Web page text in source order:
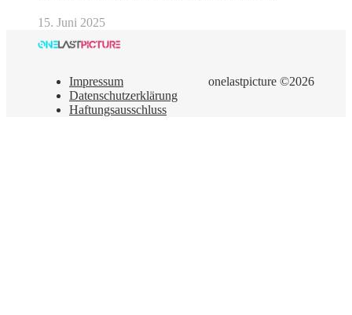
15. Juni 2025
onelastpicture ©2026
Impressum
Datenschutzerklärung
Haftungsausschluss